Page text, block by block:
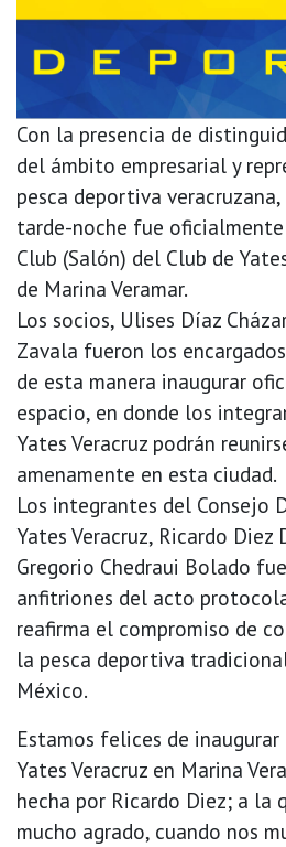
Con la presencia de
del ámbito empresarial y
pesca deportiva
tarde-noche fue oficialmente
Club (Salón) del Club de
de Marina Veramar.
Los socios, Ulises Díaz
Zavala fueron los
de esta manera inaugurar
espacio, en donde los
Yates Veracruz podrán
amenamente en esta ciudad.
Los integrantes del Consejo
Yates Veracruz, Ricardo Diez
Gregorio Chedraui Bolado
anfitriones del acto
reafirma el compromiso de
la pesca deportiva
México.
Estamos felices de
Yates Veracruz en Marina
hecha por Ricardo Diez; a la
mucho agrado, cuando nos